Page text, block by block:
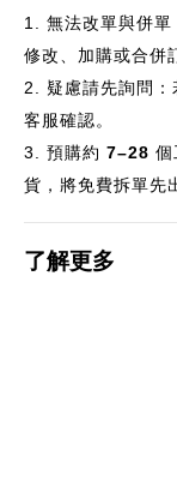
1.
無法改單與併
修改、加購或合併
2.
疑慮請先詢問
客服確認。
3.
預購約 7–28 個
貨，將免費拆單先
了解更多